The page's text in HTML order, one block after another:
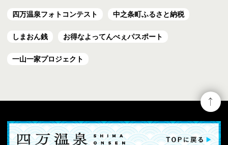
四万温泉フォトコンテスト 中之条町ふるさと納税
しまおん銭 お得なよってんべぇパスポート
一山一家プロジェクト